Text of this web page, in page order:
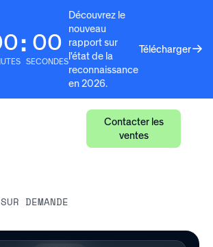
: 00
SECONDES
Découvrez le
nouveau
rapport sur
l'état de la
reconnaissance
en 2026.
Télécharger
Contacter les
ventes
DEMANDE